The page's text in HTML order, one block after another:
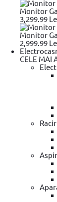
Monitor
3,299.99
Monitor
2,999.99
CELE MAI
Cutie
lei
In stoc magazin
In stoc magazin